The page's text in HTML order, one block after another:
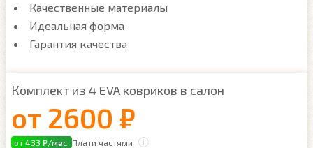
Качественные материалы
Идеальная форма
Гарантия качества
Комплект из 4 EVA ковриков в салон
от 2600 ₽
от 433 ₽/мес. Плати частями